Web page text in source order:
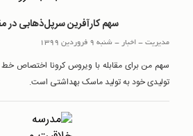
سهم کارآفرین سرپل‌ذهابی در
مدیریت-اخبار - شنبه 9 فروردین 1399
سهم من برای مقابله با ویروس کرونا اختصاص خط
تولیدی خود به تولید ماسک بهداشتی است.